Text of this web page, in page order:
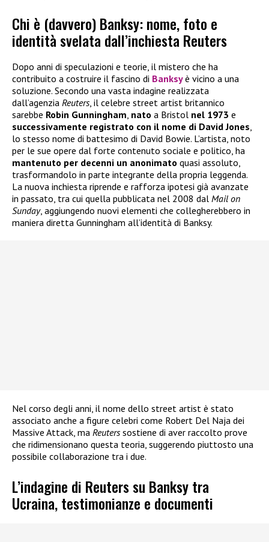
Chi è (davvero) Banksy: nome, foto e
identità svelata dall’inchiesta Reuters
Dopo anni di speculazioni e teorie, il mistero che ha
contribuito a costruire il fascino di Banksyè vicino a una
soluzione. Secondo una vasta indagine realizzata
dall’agenzia Reuters, il celebre street artist britannico
sarebbe Robin Gunningham, nato a Bristol nel 1973 e
successivamente registrato con il nome di David Jones,
lo stesso nome di battesimo di David Bowie. L’artista, noto
per le sue opere dal forte contenuto sociale e politico, ha
mantenuto per decenni un anonimato quasi assoluto,
trasformandolo in parte integrante della propria leggenda.
La nuova inchiesta riprende e rafforza ipotesi già avanzate
in passato, tra cui quella pubblicata nel 2008 dal Mail on
Sunday, aggiungendo nuovi elementi che collegherebbero in
maniera diretta Gunningham all’identità di Banksy.
Nel corso degli anni, il nome dello street artist è stato
associato anche a figure celebri come Robert Del Naja dei
Massive Attack, ma Reuterssostiene di aver raccolto prove
che ridimensionano questa teoria, suggerendo piuttosto una
possibile collaborazione tra i due.
L’indagine di Reuters su Banksy tra
Ucraina, testimonianze e documenti